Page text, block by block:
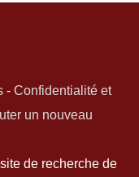
- Confidentialité et
un nouveau
de recherche de